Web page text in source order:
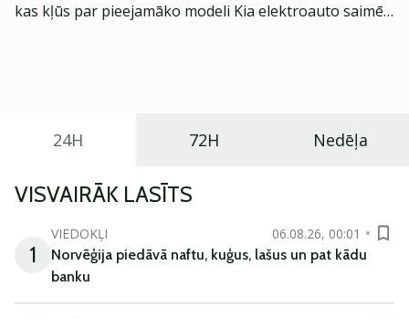
kas kļūs par pieejamāko modeli Kia elektroauto saimē
24H 72H Nedēļa
VISVAIRĀK LASĪTS
1
VIEDOKĻI
06.08.26, 00:01
Norvēģija piedāvā naftu, kuģus, lašus un pat kādu
banku